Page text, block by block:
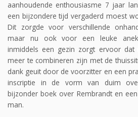
aanhoudende enthousiasme 7 jaar
een bijzondere tijd vergaderd moest
Dit zorgde voor verschillende
maar nu ook voor een leuke
inmiddels een gezin zorgt ervoor dat
meer te combineren zijn met de
dank geuit door de voorzitter en een
inscriptie in de vorm van duim
bijzonder boek over Rembrandt en
man.